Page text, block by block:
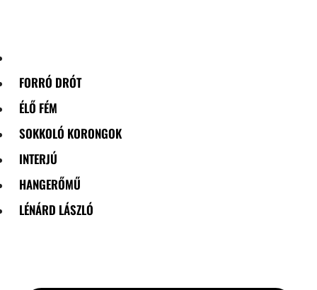
FORRÓ DRÓT
ÉLŐ FÉM
SOKKOLÓ KORONGOK
INTERJÚ
HANGERŐMŰ
LÉNÁRD LÁSZLÓ